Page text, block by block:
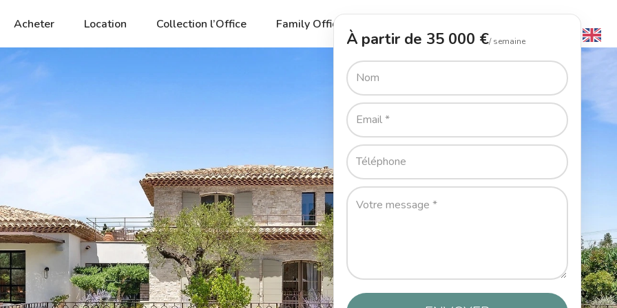
Acheter Location Collection l’Office Family Office
À partir de 35 000 €/ semaine